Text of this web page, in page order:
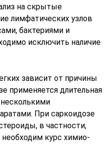
на скрытые
лимфатических узлов
бактериями и
исключить наличие
зависит от причины
применяется длительная
несколькими
При саркоидозе
в частности,
курс химио-